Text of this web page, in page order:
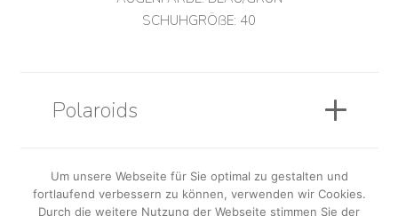
SCHUHGRÖßE: 40
Polaroids
Sedcard
Um unsere Webseite für Sie optimal zu gestalten und
fortlaufend verbessern zu können, verwenden wir Cookies.
Durch die weitere Nutzung der Webseite stimmen Sie der